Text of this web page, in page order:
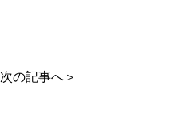
次の記事へ＞